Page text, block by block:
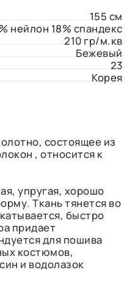
155 см
нейлон 18% спандекс
210 гр/м.кв
Бежевый
23
Корея
состоящее из
, относится к
упругая, хорошо
Ткань тянется во
быстро
придает
для пошива
костюмов,
и водолазок